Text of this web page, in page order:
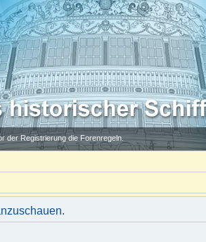
der Registrierung die Forenregeln.